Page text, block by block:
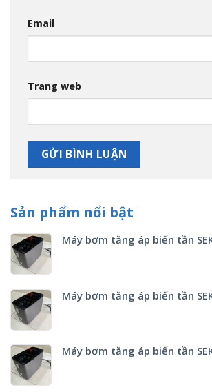
Email
Trang web
Sản phẩm nổi bật
Máy bơm tăng áp biến tần
Máy bơm tăng áp biến tần
Máy bơm tăng áp biến tần